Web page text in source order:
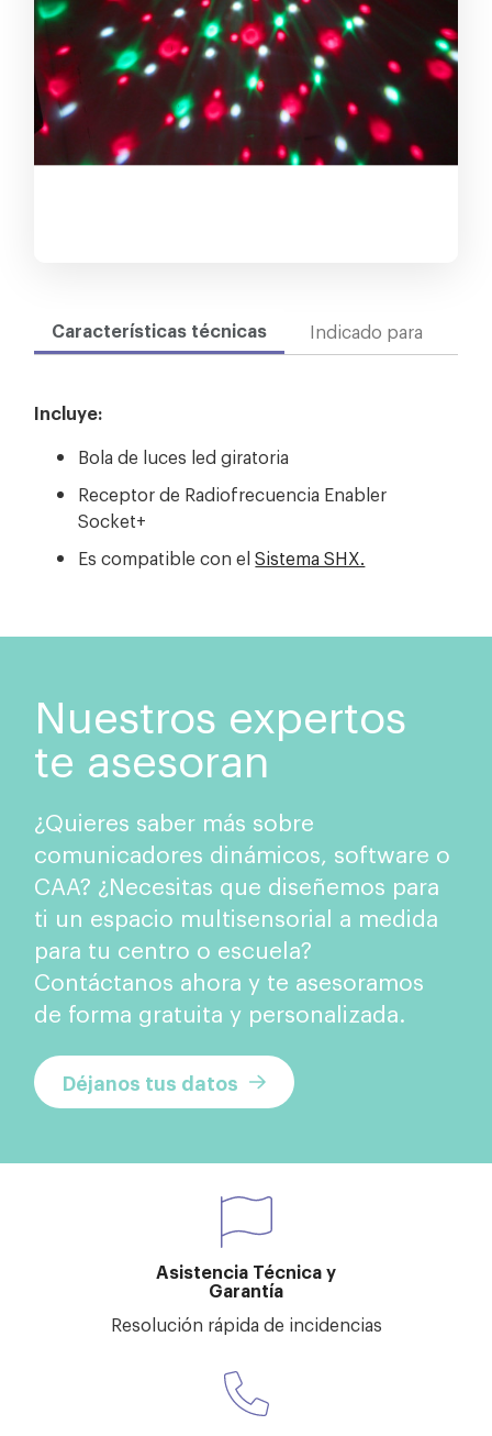
Características técnicas Indicado para
Incluye:
Bola de luces led giratoria
Receptor de Radiofrecuencia Enabler
Socket+
Es compatible con elSistema SHX.
Nuestros expertos
te asesoran
¿Quieres saber más sobre
comunicadores dinámicos, software o
CAA? ¿Necesitas que diseñemos para
ti un espacio multisensorial a medida
para tu centro o escuela?
Contáctanos ahora y te asesoramos
de forma gratuita y personalizada.
Déjanos tus datos
Asistencia Técnica y
Garantía
Resolución rápida de incidencias